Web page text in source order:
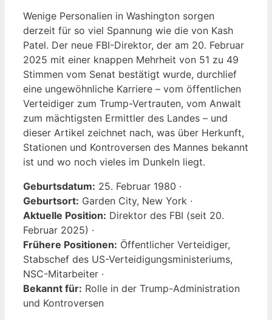
Wenige Personalien in Washington sorgen
derzeit für so viel Spannung wie die von Kash
Patel. Der neue FBI-Direktor, der am 20. Februar
2025 mit einer knappen Mehrheit von 51 zu 49
Stimmen vom Senat bestätigt wurde, durchlief
eine ungewöhnliche Karriere – vom öffentlichen
Verteidiger zum Trump-Vertrauten, vom Anwalt
zum mächtigsten Ermittler des Landes – und
dieser Artikel zeichnet nach, was über Herkunft,
Stationen und Kontroversen des Mannes bekannt
ist und wo noch vieles im Dunkeln liegt.
Geburtsdatum: 25. Februar 1980 ·
Geburtsort: Garden City, New York ·
Aktuelle Position: Direktor des FBI (seit 20.
Februar 2025) ·
Frühere Positionen: Öffentlicher Verteidiger,
Stabschef des US-Verteidigungsministeriums,
NSC-Mitarbeiter ·
Bekannt für: Rolle in der Trump-Administration
und Kontroversen